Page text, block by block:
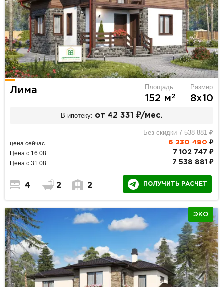
Лима Площадь
152 м2
Размер
8х10
В ипотеку: от 42 331 ₽/мес.
Без скидки 7 538 881 ₽
цена сейчас 6 230 480 ₽
Цена с 16.08 7 102 747 ₽
Цена с 31.08 7 538 881 ₽
4 2 2 ПОЛУЧИТЬ РАСЧЕТ
ЭКО